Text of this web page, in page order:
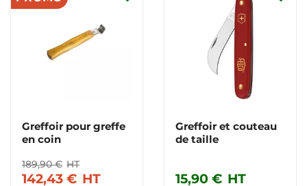
Greffoir pour greffe
en coin
189,90 € HT
142,43 € HT
Greffoir et couteau
de taille
15,90 € HT